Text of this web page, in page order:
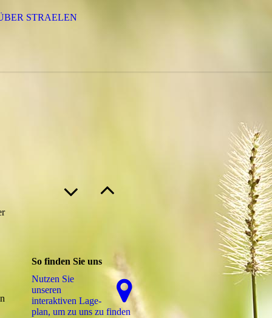
STRAELEN
So finden Sie uns
Nutzen Sie
unseren
interaktiven La­ge­
plan, um zu uns zu finden